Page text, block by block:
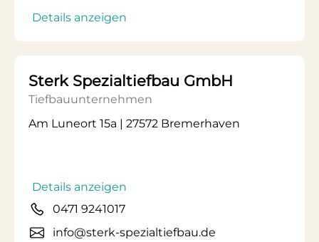
Details anzeigen
Sterk Spezialtiefbau GmbH
Tiefbauunternehmen
Am Luneort 15a | 27572 Bremerhaven
Details anzeigen
0471 9241017
info@sterk-spezialtiefbau.de